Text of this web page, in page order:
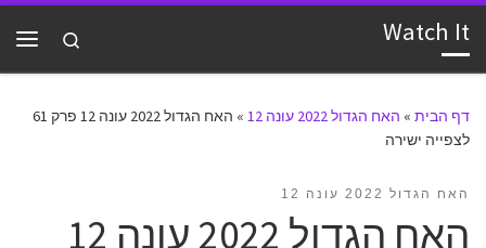
דלג לתוכן Watch It
Search
דף הבית » האח הגדול 2022 עונה 12 »
האח הגדול 2022 עונה 12 פרק 61
לצפייה ישירה
האח הגדול 2022 עונה 12
האח הגדול 2022 עונה 12